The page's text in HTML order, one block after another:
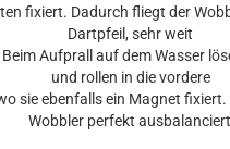
fixiert. Dadurch fliegt der
Dartpfeil, sehr weit
Aufprall auf dem Wasser
und rollen in die vordere
sie ebenfalls ein Magnet
Wobbler perfekt